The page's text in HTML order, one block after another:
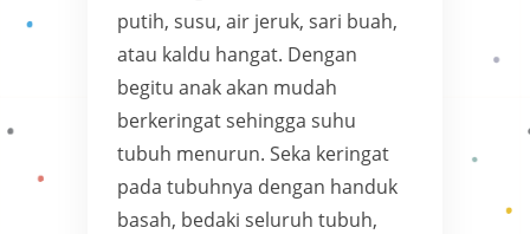
putih, susu, air jeruk, sari buah,
atau kaldu hangat. Dengan
begitu anak akan mudah
berkeringat sehingga suhu
tubuh menurun. Seka keringat
pada tubuhnya dengan handuk
basah, bedaki seluruh tubuh,